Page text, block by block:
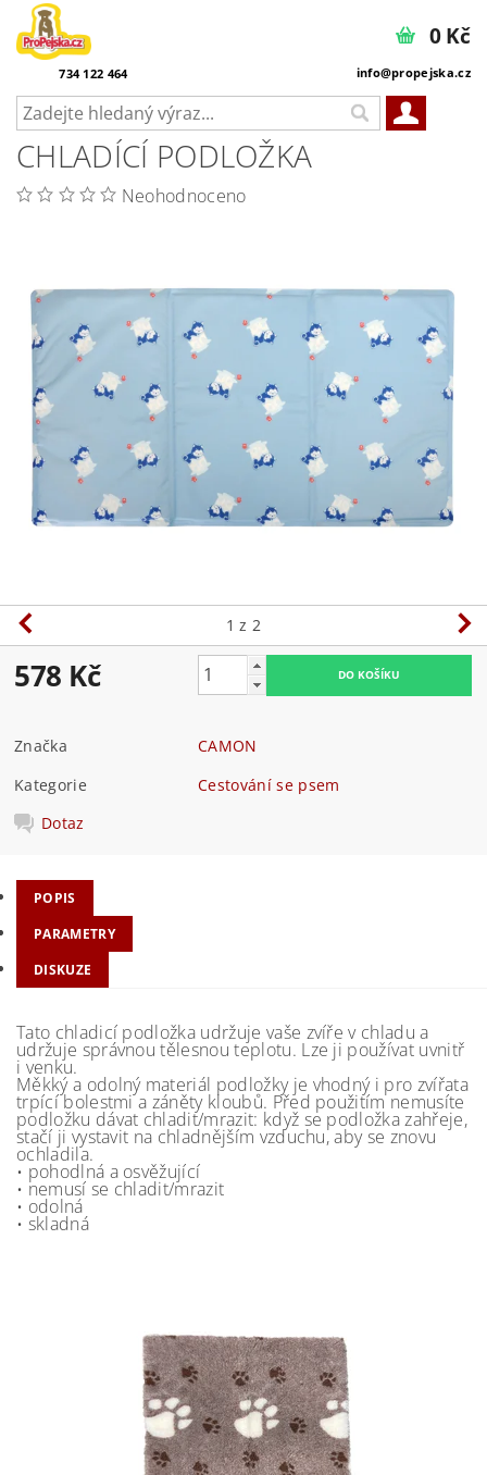
734 122 464 info@propejska.cz
0 Kč
CHLADÍCÍ PODLOŽKA
Neohodnoceno
1 z 2
578 Kč
Značka
CAMON
Kategorie
Cestování se psem
Dotaz
POPIS
PARAMETRY
DISKUZE
Tato chladicí podložka udržuje vaše zvíře v chladu a
udržuje správnou tělesnou teplotu. Lze ji používat uvnitř
i venku.
Měkký a odolný materiál podložky je vhodný i pro zvířata
trpící bolestmi a záněty kloubů. Před použitím nemusíte
podložku dávat chladit/mrazit: když se podložka zahřeje,
stačí ji vystavit na chladnějším vzduchu, aby se znovu
ochladila.
• pohodlná a osvěžující
• nemusí se chladit/mrazit
• odolná
• skladná